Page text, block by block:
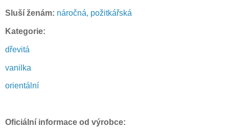
Sluší ženám: náročná, požitkářská
Kategorie:
dřevitá
vanilka
orientální
Oficiální informace od výrobce: